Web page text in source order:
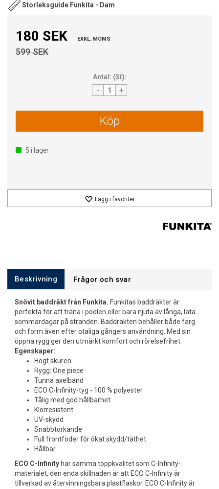
Storleksguide Funkita - Dam
180 SEK EXKL. MOMS
599 SEK
Antal: (St):
- +
Köp
5 i lager
Lägg i favoriter
Beskrivning Frågor och svar
Snövit baddräkt från Funkita. Funkitas baddräkter är
perfekta för att träna i poolen eller bara njuta av långa, lata
sommardagar på stranden. Baddräkten behåller både färg
och form även efter otaliga gångers användning. Med sin
öppna rygg ger den utmärkt komfort och rörelsefrihet.
Egenskaper:
Högt skuren
Rygg: One piece
Tunna axelband
ECO C-Infinity-tyg - 100 % polyester
Tålig med god hållbarhet
Klorresistent
UV-skydd
Snabbtorkande
Full frontfoder för ökat skydd/täthet
Hållbar
ECO C-Infinity har samma toppkvalitet som C-Infinity-
materialet, den enda skillnaden är att ECO C-Infinity är
tillverkad av återvinningsbara plastflaskor. ECO C-Infinity är